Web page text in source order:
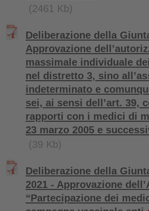
(2461 Kb)
Deliberazione della
Approvazione
massimale individuale
nel distretto 3, sino
indeterminato e
sei, ai sensi dell’art. 39,
rapporti con i medici di
23 marzo 2005 e
(39 Kb)
Deliberazione della
2021 - Approvazione
“Partecipazione dei